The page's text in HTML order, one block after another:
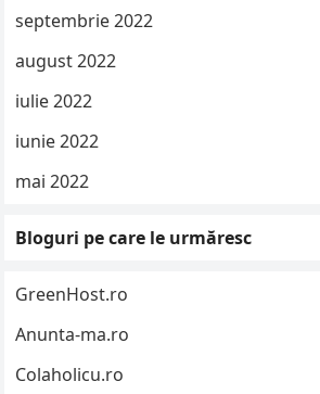
septembrie 2022
august 2022
iulie 2022
iunie 2022
mai 2022
Bloguri pe care le urmăresc
GreenHost.ro
Anunta-ma.ro
Colaholicu.ro